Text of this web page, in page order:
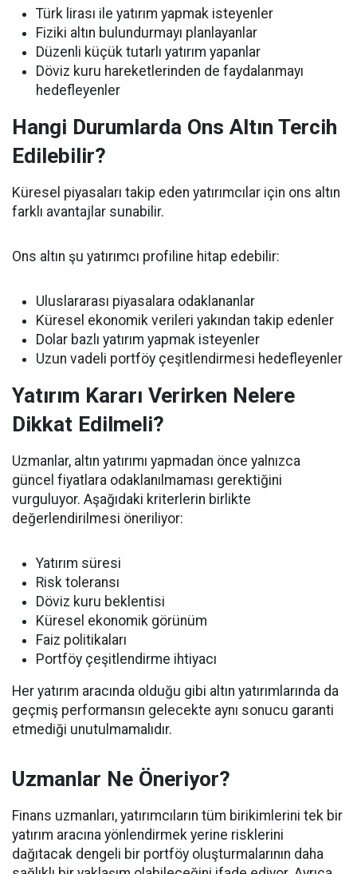
Türk lirası ile yatırım yapmak isteyenler
Fiziki altın bulundurmayı planlayanlar
Düzenli küçük tutarlı yatırım yapanlar
Döviz kuru hareketlerinden de faydalanmayı
hedefleyenler
Hangi Durumlarda Ons Altın Tercih
Edilebilir?
Küresel piyasaları takip eden yatırımcılar için ons altın
farklı avantajlar sunabilir.
Ons altın şu yatırımcı profiline hitap edebilir:
Uluslararası piyasalara odaklananlar
Küresel ekonomik verileri yakından takip edenler
Dolar bazlı yatırım yapmak isteyenler
Uzun vadeli portföy çeşitlendirmesi hedefleyenler
Yatırım Kararı Verirken Nelere
Dikkat Edilmeli?
Uzmanlar, altın yatırımı yapmadan önce yalnızca
güncel fiyatlara odaklanılmaması gerektiğini
vurguluyor. Aşağıdaki kriterlerin birlikte
değerlendirilmesi öneriliyor:
Yatırım süresi
Risk toleransı
Döviz kuru beklentisi
Küresel ekonomik görünüm
Faiz politikaları
Portföy çeşitlendirme ihtiyacı
Her yatırım aracında olduğu gibi altın yatırımlarında da
geçmiş performansın gelecekte aynı sonucu garanti
etmediği unutulmamalıdır.
Uzmanlar Ne Öneriyor?
Finans uzmanları, yatırımcıların tüm birikimlerini tek bir
yatırım aracına yönlendirmek yerine risklerini
dağıtacak dengeli bir portföy oluşturmalarının daha